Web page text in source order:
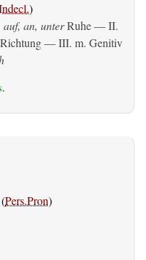
)
auf, an, unterRuhe — II.
Richtung — III. m. Genitiv
.
(Pers.Pron)